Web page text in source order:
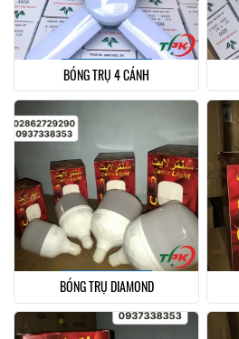
BÓNG TRỤ 4 CÁNH
BÓNG TRỤ DIAMOND